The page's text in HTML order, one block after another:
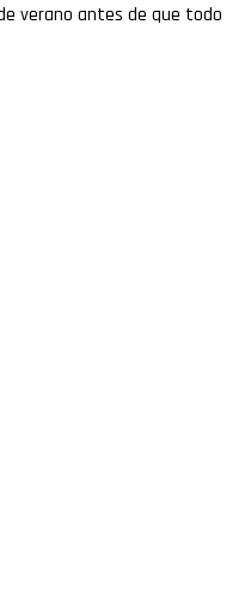
verano antes de que todo